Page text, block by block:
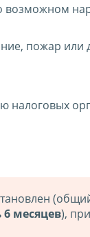
возможном
пожар
налоговых
6 месяцев),